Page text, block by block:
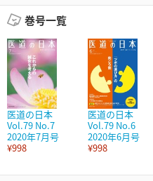
巻号一覧
医道の日本
Vol.79 No.7
2020年7月号
¥998
医道の日本
Vol.79 No.6
2020年6月号
¥998